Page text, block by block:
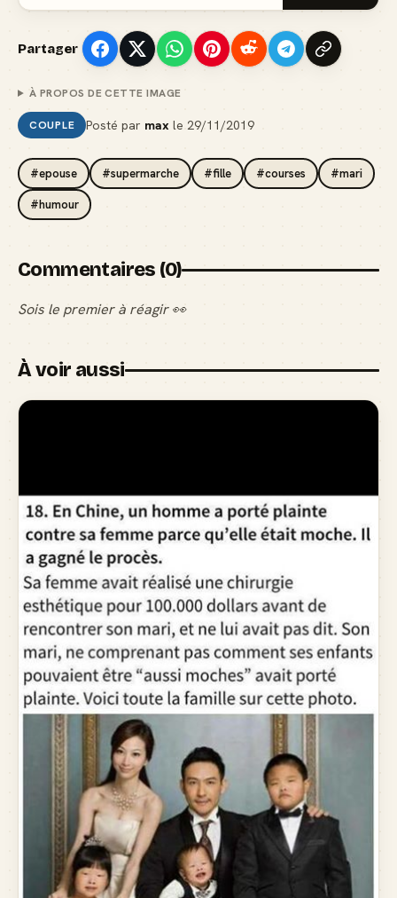
Partager
À PROPOS DE CETTE IMAGE
COUPLE Posté par max le 29/11/2019
#epouse #supermarche #fille #courses #mari
#humour
Commentaires (0)
Sois le premier à réagir 👀
À voir aussi